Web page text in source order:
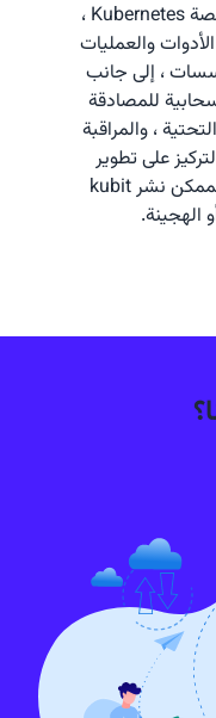
يتضمن حل شامل يعتمد على منصة Kubernetes ،
والعمليات
، إلى جانب
للمصادقة
، والمراقبة
على تطوير
منتجاتها دون أي مخاوف. من الممكن نشر kubit
الهجينة.